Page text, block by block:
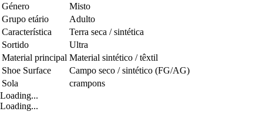
Género
Misto
Grupo etário
Adulto
Característica
Terra seca / sintética
Sortido
Ultra
Material principal Material sintético / têxtil
Shoe Surface
Campo seco / sintético (FG/AG)
Sola
crampons
Loading...
Loading...